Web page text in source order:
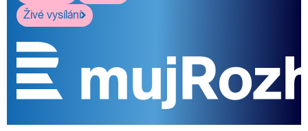
Živé vysílání